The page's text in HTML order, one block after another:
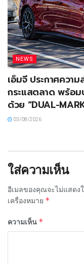
NEWS
เอ็มจี ประกาศควา
กระแสตลาด พร้อม
ด้วย “DUAL-
03/08/2026
ใส่ความเห็น
อีเมลของคุณจะไม่แสดง
เครื่องหมาย *
ความเห็น *